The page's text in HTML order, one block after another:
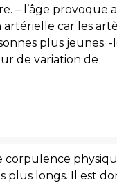
– l’âge provoque
car les
plus jeunes. -
de variation de
corpulence
plus longs. Il est